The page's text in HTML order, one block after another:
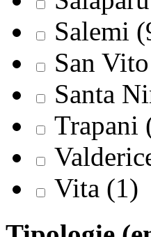
Salemi
San
Santa
Trapani
Vita (1)